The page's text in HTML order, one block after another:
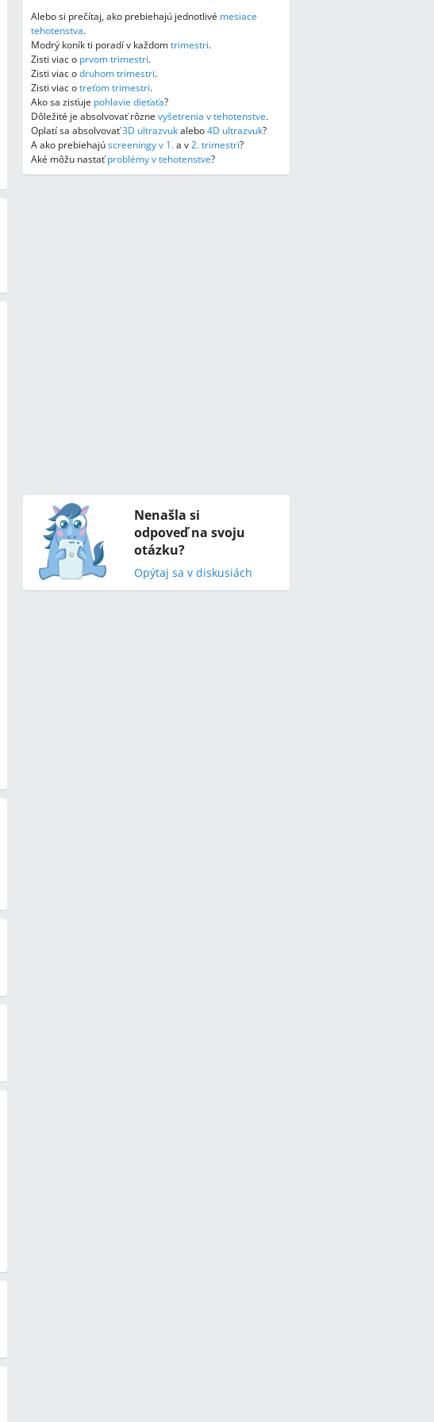
Alebo si prečítaj, ako prebiehajú jednotlivé mesiace
tehotenstva.
Modrý koník ti poradí v každomtrimestri.
Zisti viac o prvom trimestri.
Zisti viac odruhom trimestri.
Zisti viac otreťom trimestri.
Ako sa zisťuje pohlavie dieťaťa?
Dôležité je absolvovať rôzne vyšetrenia v tehotenstve.
Oplatí sa absolvovať3D ultrazvukalebo4D ultrazvuk?
A ako prebiehajúscreeningy v 1.a v2. trimestri?
Aké môžu nastaťproblémy v tehotenstve?
Nenašla si
odpoveď na svoju
otázku?
Opýtaj sa v diskusiách